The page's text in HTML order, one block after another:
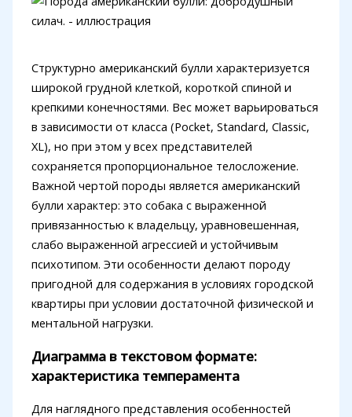
Структурно американский булли характеризуется
широкой грудной клеткой, короткой спиной и
крепкими конечностями. Вес может варьироваться
в зависимости от класса (Pocket, Standard, Classic,
XL), но при этом у всех представителей
сохраняется пропорциональное телосложение.
Важной чертой породы является американский
булли характер: это собака с выраженной
привязанностью к владельцу, уравновешенная,
слабо выраженной агрессией и устойчивым
психотипом. Эти особенности делают породу
пригодной для содержания в условиях городской
квартиры при условии достаточной физической и
ментальной нагрузки.
Диаграмма в текстовом формате:
характеристика темперамента
Для наглядного представления особенностей